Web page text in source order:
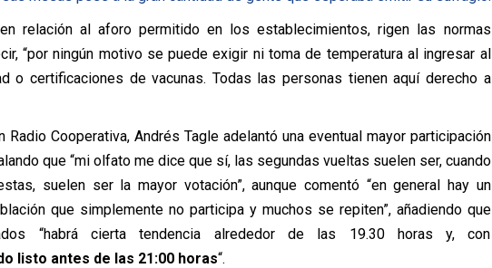
relación al aforo permitido en los establecimientos, rigen las normas
“por ningún motivo se puede exigir ni toma de temperatura al ingresar al
o certificaciones de vacunas. Todas las personas tienen aquí derecho a
Radio Cooperativa, Andrés Tagle adelantó una eventual mayor participación
que “mi olfato me dice que sí, las segundas vueltas suelen ser, cuando
suelen ser la mayor votación”, aunque comentó “en general hay un
que simplemente no participa y muchos se repiten”, añadiendo que
“habrá cierta tendencia alrededor de las 19.30 horas y, con
listo antes de las 21:00 horas“.